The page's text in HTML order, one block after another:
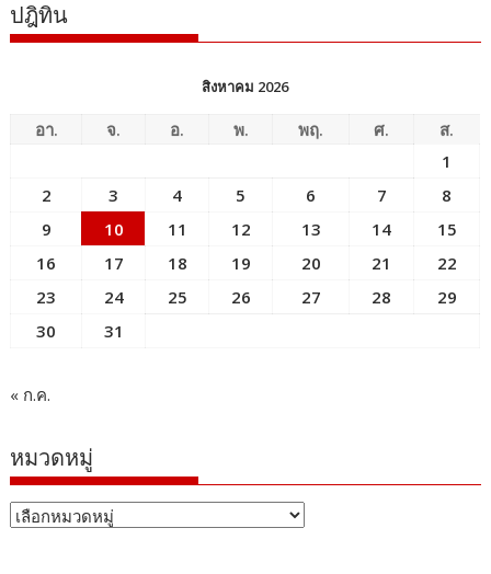
ปฎิทิน
สิงหาคม 2026
อา. จ. อ. พ. พฤ. ศ.
ส.
1
2
3 4 5 6 7
8
9
10 11 12 13 14
15
16
17 18 19 20 21
22
23
24 25 26 27 28
29
30
31
« ก.ค.
หมวดหมู่
หมวด